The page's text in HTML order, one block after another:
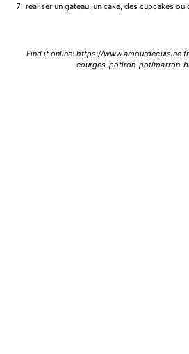
realiser un gateau, un cake, des cupcakes ou
Find it online:https://
courges-potiron-potimarron-